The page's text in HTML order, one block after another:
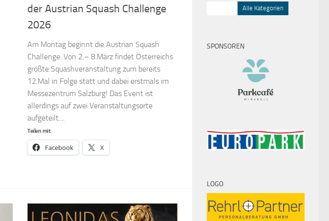
der Austrian Squash Challenge
2026
Am Montag beginnt die Austrian Squash
Challenge. Von 2.– 8.März findet Österreichs
größte Squashveranstaltung zum bereits
12.Mal in Folge statt und dabei erstmals im
Messezentrum Salzburg! Das Event ist
allerdings auf zwei Veranstaltungsorte
aufgeteilt....
Teilen mit:
Facebook X
Alle Kategorien
SPONSOREN
LOGO